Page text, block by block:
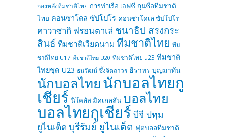
กองหลังทีมชาติไทย การท่าเรือ เอฟซี กุนซือทีมชาติ
ไทย คอนซาโดล ซัปโปโร คอนซาโดเล ซัปโปโร
คาวาซากิ ฟรอนตาเล่ ชนาธิป สรงกระ
สินธ์ ทีมชาติเวียดนาม ทีมชาติไทย ทีม
ชาติไทย U17 ทีมชาติไทย U20 ทีมชาติไทย u23 ทีมชาติ
ไทยชุด U23 ธนวัฒน์ ซึ้งจิตถาวร ธีราทร บุญมาทัน
นักบอลไทยนักบอลไทยกู
เชียร์ นิโคลัส มิคเกลสัน บอลไทย
บอลไทยกูเชียร์ บีจี ปทุม
ยูไนเต็ด บุรีรัมย์ ยูไนเต็ด ฟุตบอลทีมชาติ